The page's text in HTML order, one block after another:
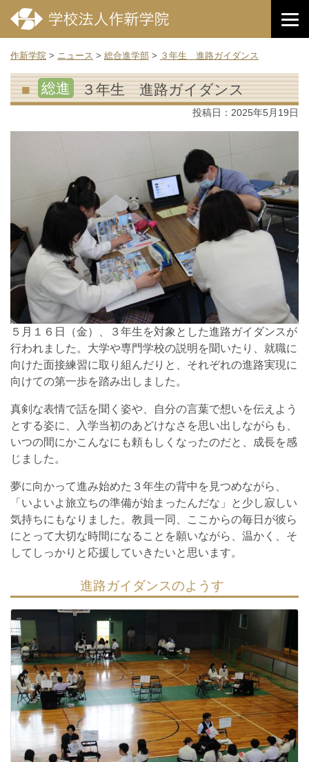
作新学院 > ニュース > 総合進学部 > ３年生 進路ガイダンス
総進 ３年生 進路ガイダンス
投稿日： 2025年5月19日
５月１６日（金）、３年生を対象とした進路ガイダンスが
行われました。大学や専門学校の説明を聞いたり、就職に
向けた面接練習に取り組んだりと、それぞれの進路実現に
向けての第一歩を踏み出しました。
真剣な表情で話を聞く姿や、自分の言葉で想いを伝えよう
とする姿に、入学当初のあどけなさを思い出しながらも、
いつの間にかこんなにも頼もしくなったのだと、成長を感
じました。
夢に向かって進み始めた３年生の背中を見つめながら、
「いよいよ旅立ちの準備が始まったんだな」と少し寂しい
気持ちにもなりました。教員一同、ここからの毎日が彼ら
にとって大切な時間になることを願いながら、温かく、そ
してしっかりと応援していきたいと思います。
進路ガイダンスのようす